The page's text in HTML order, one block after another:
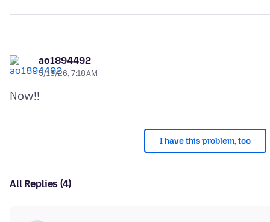
ao1894492
5/15/26, 7:18 AM
I have this problem, too
All Replies (4)